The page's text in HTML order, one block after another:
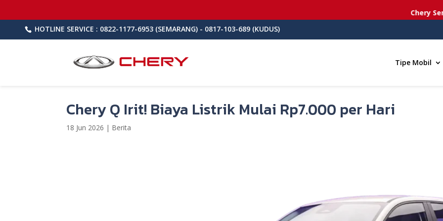
HOTLINE SERVICE : 0822-1177-6953 (SEMARANG) - 0817-103-689 (KUDUS)
Tipe Mobil
Chery Q Irit! Biaya Listrik Mulai Rp7.000 per Hari
18 Jun 2026 | Berita
Chery